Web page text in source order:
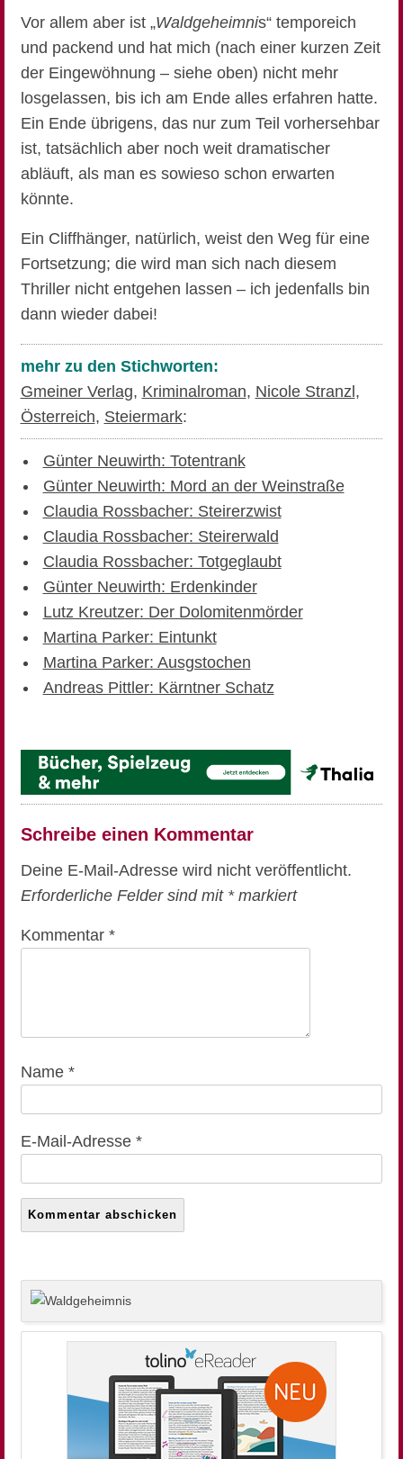
Vor allem aber ist „Waldgeheimnis“ temporeich
und packend und hat mich (nach einer kurzen Zeit
der Eingewöhnung – siehe oben) nicht mehr
losgelassen, bis ich am Ende alles erfahren hatte.
Ein Ende übrigens, das nur zum Teil vorhersehbar
ist, tatsächlich aber noch weit dramatischer
abläuft, als man es sowieso schon erwarten
könnte.
Ein Cliffhänger, natürlich, weist den Weg für eine
Fortsetzung; die wird man sich nach diesem
Thriller nicht entgehen lassen – ich jedenfalls bin
dann wieder dabei!
mehr zu den Stichworten:
Gmeiner Verlag, Kriminalroman, Nicole Stranzl ,
Österreich, Steiermark:
Günter Neuwirth: Totentrank
Günter Neuwirth: Mord an der Weinstraße
Claudia Rossbacher: Steirerzwist
Claudia Rossbacher: Steirerwald
Claudia Rossbacher: Totgeglaubt
Günter Neuwirth: Erdenkinder
Lutz Kreutzer: Der Dolomitenmörder
Martina Parker: Eintunkt
Martina Parker: Ausgstochen
Andreas Pittler: Kärntner Schatz
Schreibe einen Kommentar
Deine E-Mail-Adresse wird nicht veröffentlicht.
Erforderliche Felder sind mit *markiert
Kommentar *
Name *
E-Mail-Adresse *